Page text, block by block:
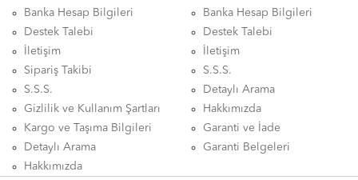
Banka Hesap Bilgileri
Destek Talebi
İletişim
Sipariş Takibi
S.S.S.
Gizlilik ve Kullanım Şartları
Kargo ve Taşıma Bilgileri
Detaylı Arama
Hakkımızda
Banka Hesap Bilgileri
Destek Talebi
İletişim
S.S.S.
Detaylı Arama
Hakkımızda
Garanti ve İade
Garanti Belgeleri